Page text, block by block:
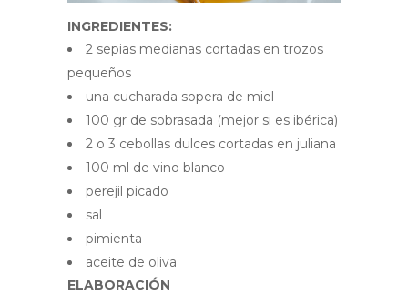
INGREDIENTES:
2 sepias medianas cortadas en trozos
pequeños
una cucharada sopera de miel
100 gr de sobrasada (mejor si es ibérica)
2 o 3 cebollas dulces cortadas en juliana
100 ml de vino blanco
perejil picado
sal
pimienta
aceite de oliva
ELABORACIÓN